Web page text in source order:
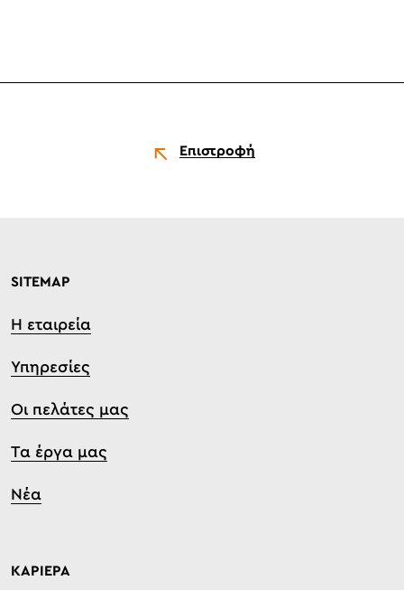
Επιστροφή
SITEMAP
Η εταιρεία
Υπηρεσίες
Οι πελάτες μας
Τα έργα μας
Νέα
ΚΑΡΙΕΡΑ